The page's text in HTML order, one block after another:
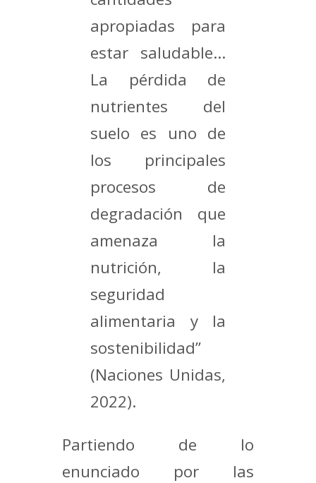
apropiadas para
estar saludable…
La pérdida de
nutrientes del
suelo es uno de
los principales
procesos de
degradación que
amenaza la
nutrición, la
seguridad
alimentaria y la
sostenibilidad”
(Naciones Unidas,
2022).
Partiendo de lo
enunciado por las